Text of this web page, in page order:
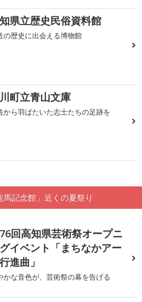
県立歴史民俗資料館
の歴史に出会える博物館
町立青山文庫
から羽ばたいた志士たちの足跡を
馬記念館」近くの夏祭り
回高知県芸術祭オープニ
イベント「まちなかアー
進曲」
かな音色が、芸術祭の幕を告げる